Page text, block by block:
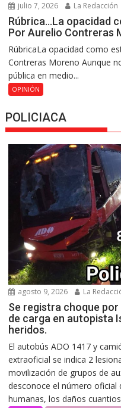
julio 7, 2026 La Redacción
Rúbrica…La opacidad
Por Aurelio Contreras
RúbricaLa opacidad como
Contreras Moreno Aunque
pública en medio...
OPINIÓN
POLICIACA
agosto 9, 2026 La
Se registra choque
de carga en autopista
heridos.
El autobús ADO 1417 y
extraoficial se indica 2
movilización de grupos de
desconoce el número oficial
humanas, los daños